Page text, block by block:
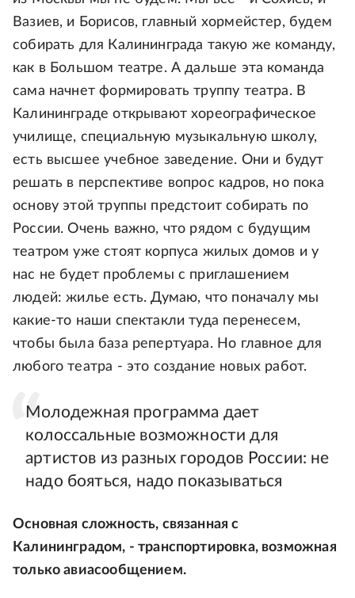
Вазиев, и Борисов, главный хормейстер, будем
собирать для Калининграда такую же команду,
как в Большом театре. А дальше эта команда
сама начнет формировать труппу театра. В
Калининграде открывают хореографическое
училище, специальную музыкальную школу,
есть высшее учебное заведение. Они и будут
решать в перспективе вопрос кадров, но пока
основу этой труппы предстоит собирать по
России. Очень важно, что рядом с будущим
театром уже стоят корпуса жилых домов и у
нас не будет проблемы с приглашением
людей: жилье есть. Думаю, что поначалу мы
какие-то наши спектакли туда перенесем,
чтобы была база репертуара. Но главное для
любого театра - это создание новых работ.
Молодежная программа дает
колоссальные возможности для
артистов из разных городов России: не
надо бояться, надо показываться
Основная сложность, связанная с
Калининградом, - транспортировка, возможная
только авиасообщением.